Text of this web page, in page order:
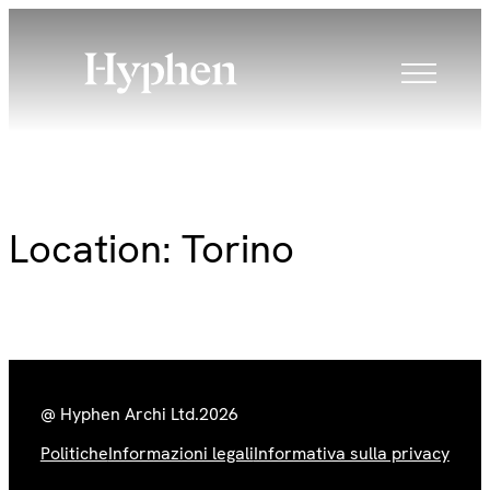
Location: Torino
@ Hyphen Archi Ltd.2026
PoliticheInformazioni legaliInformativa sulla privacy